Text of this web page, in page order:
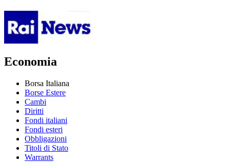
Economia
Borsa Italiana
Borse Estere
Cambi
Diritti
Fondi italiani
Fondi esteri
Obbligazioni
Titoli di Stato
Warrants